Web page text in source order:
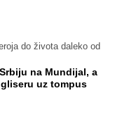
do života daleko od
na Mundijal, a
uz tompus